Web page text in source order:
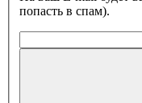
попасть в спам).